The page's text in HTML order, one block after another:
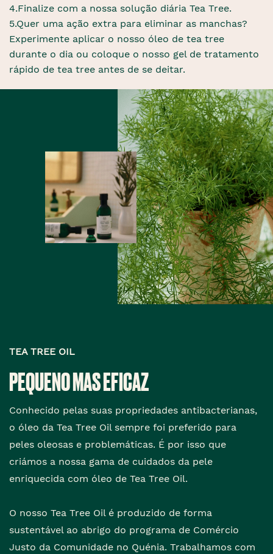
4.Finalize com a nossa solução diária Tea Tree.
5.Quer uma ação extra para eliminar as manchas?
Experimente aplicar o nosso óleo de tea tree
durante o dia ou coloque o nosso gel de tratamento
rápido de tea tree antes de se deitar.
TEA TREE OIL
PEQUENO MAS EFICAZ
Conhecido pelas suas propriedades antibacterianas,
o óleo da Tea Tree Oil sempre foi preferido para
peles oleosas e problemáticas. É por isso que
criámos a nossa gama de cuidados da pele
enriquecida com óleo de Tea Tree Oil.
O nosso Tea Tree Oil é produzido de forma
sustentável ao abrigo do programa de Comércio
Justo da Comunidade no Quénia. Trabalhamos com